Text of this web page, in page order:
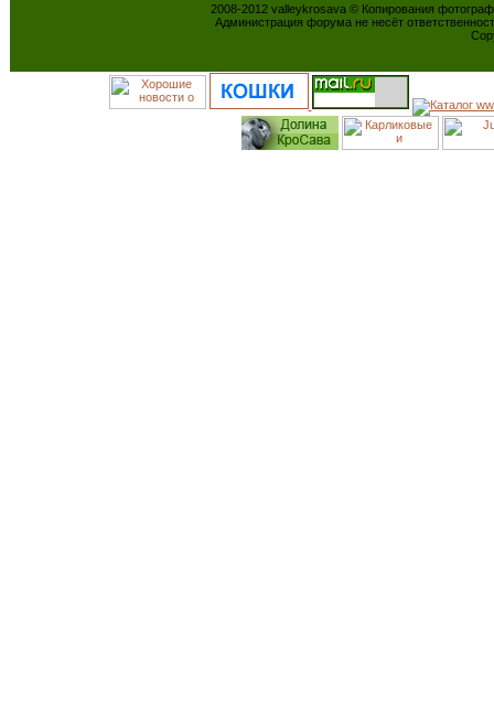
2008-2012 valleykrosava © Копирования
Администрация форума не несёт